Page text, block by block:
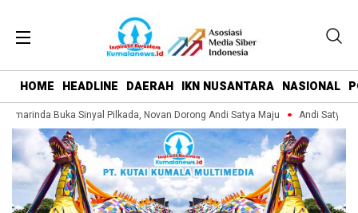
HOME HEADLINE DAERAH IKN NUSANTARA NASIONAL
Buka Sinyal Pilkada, Novan Dorong Andi Satya Maju Andi Satya